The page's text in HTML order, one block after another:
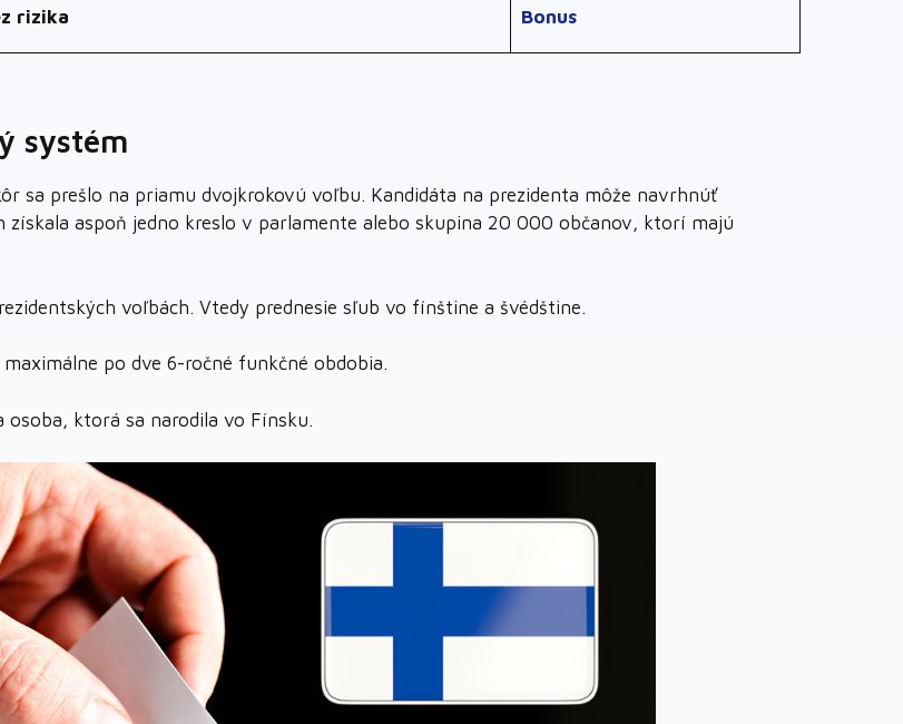
rizika Bonus
systém
sa prešlo na priamu dvojkrokovú voľbu. Kandidáta na prezidenta môže navrhnúť
aspoň jedno kreslo v parlamente alebo skupina 20 000 občanov, ktorí majú
voľbách. Vtedy prednesie sľub vo fínštine a švédštine.
po dve 6-ročné funkčné obdobia.
ktorá sa narodila vo Fínsku.